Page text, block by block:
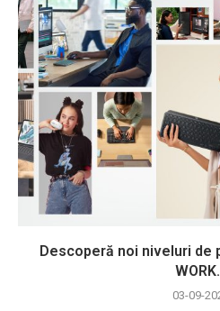
Descoperă noi niveluri de
03-09-